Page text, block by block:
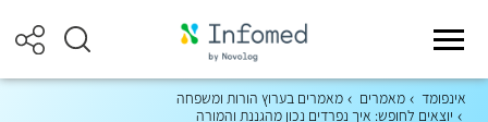
אינפומד מאמרים
מאמרים בערוץ הורות ומשפחה
יוצאים לחופש: איך נפרדים נכון מהגננת והמורה